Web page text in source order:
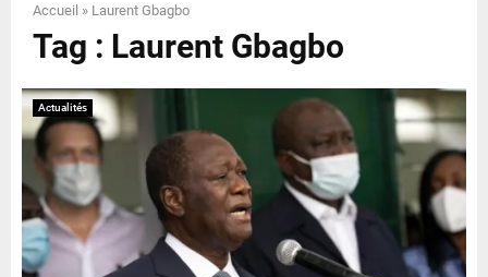
N
U
Accueil » Laurent Gbagbo
Tag : Laurent Gbagbo
Actualités